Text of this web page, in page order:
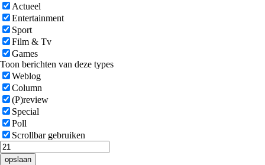
Actueel
Entertainment
Sport
Film & Tv
Games
Toon berichten van deze types
Weblog
Column
(P)review
Special
Poll
Scrollbar gebruiken
opslaan